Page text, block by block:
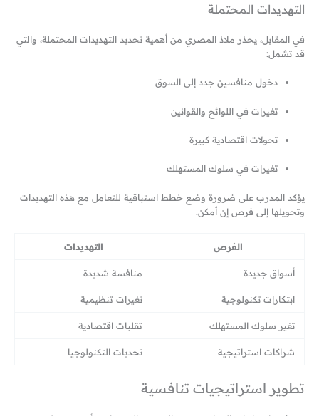
التهديدات المحتملة
في المقابل، يحذر ملاذ المصري من أهمية تحديد التهديدات المحتملة، والتي
قد تشمل:
دخول منافسين جدد إلى السوق
تغيرات في اللوائح والقوانين
تحولات اقتصادية كبيرة
تغيرات في سلوك المستهلك
يؤكد المدرب على ضرورة وضع خطط استباقية للتعامل مع هذه التهديدات
وتحويلها إلى فرص إن أمكن.
الفرص التهديدات
أسواق جديدة منافسة شديدة
ابتكارات تكنولوجية تغيرات تنظيمية
تغير سلوك المستهلك تقلبات اقتصادية
شراكات استراتيجية تحديات التكنولوجيا
تطوير استراتيجيات تنافسية